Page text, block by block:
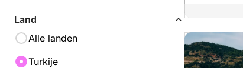
Land
Alle landen
Turkije